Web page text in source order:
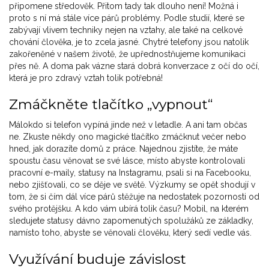
připomene středověk. Přitom tady tak dlouho není! Možná i
proto s ní má stále více párů problémy. Podle studií, které se
zabývají vlivem techniky nejen na vztahy, ale také na celkové
chování člověka, je to zcela jasné. Chytré telefony jsou natolik
zakořeněné v našem životě, že upřednostňujeme komunikaci
přes ně. A doma pak vázne stará dobrá konverzace z očí do očí,
která je pro zdravý vztah tolik potřebná!
Zmáčkněte tlačítko „vypnout“
Málokdo si telefon vypíná jinde než v letadle. A ani tam občas
ne. Zkuste někdy ono magické tlačítko zmáčknut večer nebo
hned, jak dorazíte domů z práce. Najednou zjistíte, že máte
spoustu času věnovat se své lásce, místo abyste kontrolovali
pracovní e-maily, statusy na Instagramu, psali si na Facebooku,
nebo zjišťovali, co se děje ve světě. Výzkumy se opět shodují v
tom, že si čím dál více párů stěžuje na nedostatek pozornosti od
svého protějšku. A kdo vám ubírá tolik času? Mobil, na kterém
sledujete statusy dávno zapomenutých spolužáků ze základky,
namísto toho, abyste se věnovali člověku, který sedí vedle vás.
Využívání buduje závislost